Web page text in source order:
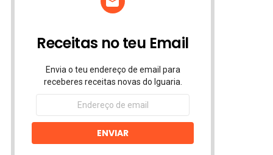
Receitas no teu Email
Envia o teu endereço de email para
receberes receitas novas do Iguaria.
Endereço
email
ENVIAR